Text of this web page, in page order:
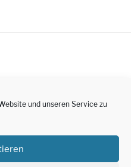
und unseren Service zu